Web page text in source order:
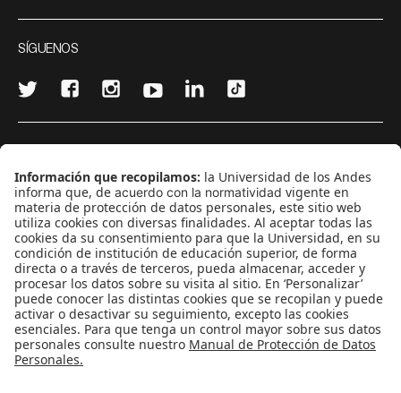
SÍGUENOS
CONTÁCTANOS
cerosetenta@uniandes.edu.co
BOGOTÁ, COLOMBIA
NEWSLETTER